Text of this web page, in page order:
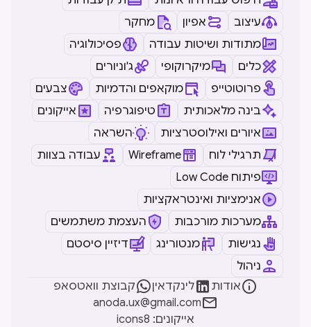
עיצוב
אפיון
מחקר
מתודות ושיטות עבודה
פסיכולוגיה
כלים
מיקרוקופי
ג'וניורים
פרוטוטייפ
מוקאפים והדמיות
צבעים
בינה מלאכותית
טיפוגרפיה
אייקונים
איורים ואילוסטרציות
השראה
תרגילי לוח
Wireframe
עבודה בצוות
Low Code פיתוח
אנימציות ואינטראקציות
מערכות מורכבות
העצמת משתמשים
נגישות
מנטורינג
דיזיין סיסטם
ניהול
אודות לינקדאין קבוצת וואטסאפ
anoda.ux@gmail.com
icons8 :אייקונים